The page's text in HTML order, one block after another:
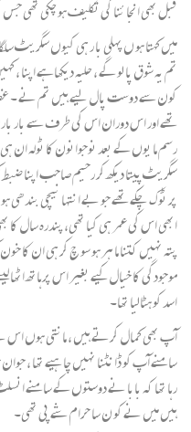
قبل بھی انجا ئنا کی تکلیف ہو چکی تھی
میں کہتا ہو ں پہلی با ر ہی کیوں سگریٹ
تم یہ شوق پا لو گے ، حلیہ دیکھاہے
کون سے دوست پال لیے ہیں تم نے ۔ غصہ
تھے اور اس دوران اس کی طرف سے بار
رسم ما یوں کے بعد نوجوانون کا ٹولہ ان
سگریٹ پیتا دیکھ کر رحیم صاحب اپنا
پر ٹوک چکے تھے جو بے انتہا نیچی
ابھی اس کی عمر ہی کیا تھی، پندرہ سال کا
پتہ نہیں کتنا ما ہر ہو سو چ کر ہی ان کا
موجودگی کا خیال کیے بغیر اس پرہاتھ
اسد کو ہٹالیا تھا۔
آپ بھی کمال کرتے ہیں ، مانتی ہوں
سامنے آپ کو ڈا نٹنا نہیں چا ہیے تھا ،
رہا تھا کہ بابا نے دوستوں کے سامنے
ہیں میں نے کو ن سا حرام شے پی تھی۔